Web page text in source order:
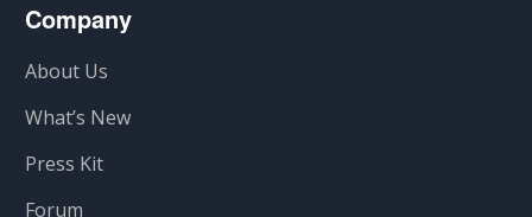
Company
About Us
What’s New
Press Kit
Forum